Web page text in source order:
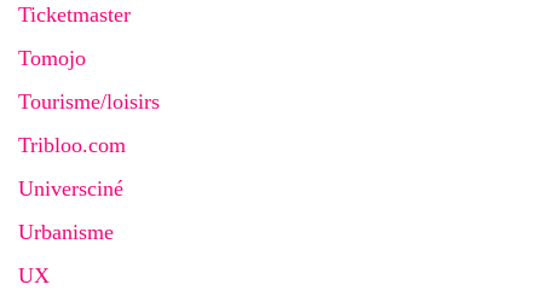
Ticketmaster
Tomojo
Tourisme/loisirs
Tribloo.com
Universciné
Urbanisme
UX